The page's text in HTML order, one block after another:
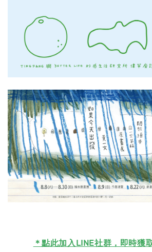
＊點此加入LINE社群，即時獲